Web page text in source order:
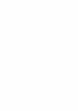
centrifugado.